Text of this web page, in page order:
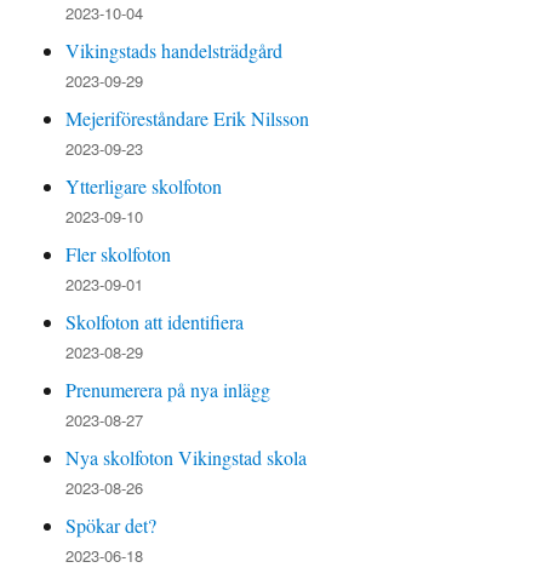
2023-10-04
Vikingstads handelsträdgård
2023-09-29
Mejeriföreståndare Erik Nilsson
2023-09-23
Ytterligare skolfoton
2023-09-10
Fler skolfoton
2023-09-01
Skolfoton att identifiera
2023-08-29
Prenumerera på nya inlägg
2023-08-27
Nya skolfoton Vikingstad skola
2023-08-26
Spökar det?
2023-06-18